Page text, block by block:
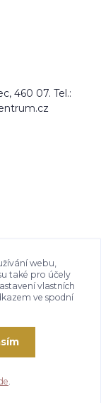
460 07. Tel.:
webu,
také pro účely
vlastních
ve spodní